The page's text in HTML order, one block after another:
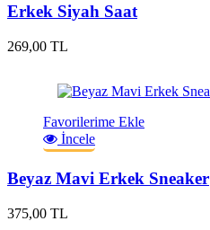
Erkek Siyah Saat
269,00 TL
Favorilerime Ekle
İncele
Beyaz Mavi Erkek Sneaker
375,00 TL